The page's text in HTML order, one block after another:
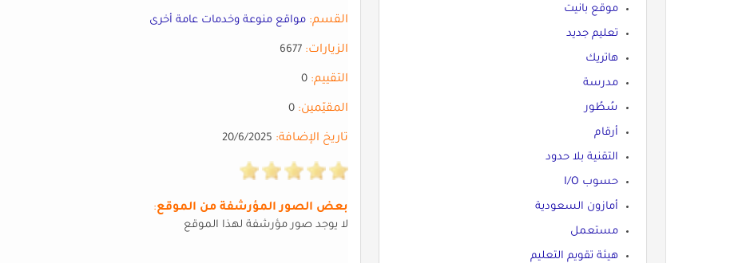
القسم: مواقع منوعة وخدمات عامة أخرى
الزيارات:
التقييم:
المقيّمين:
تاريخ الإضافة:
بعض الصور المؤرشفة من الموقع:
لا يوجد صور مؤرشفة لهذا الموقع
موقع بانيت
تعليم جديد
هاتريك
مدرسة
سُطُور
أرقام
التقنية بلا حدود
حسوب I/O
أمازون السعودية
مستعمل
هيئة تقويم التعليم